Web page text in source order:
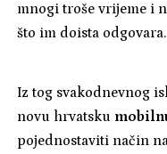
mnogi troše vrijeme i
što im doista odgovara.
Iz tog svakodnevnog
novu hrvatsku
pojednostaviti način